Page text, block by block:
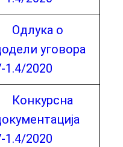
Одлука о
уговора
1.4/2020
Конкурсна
1.4/2020